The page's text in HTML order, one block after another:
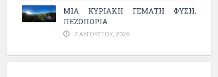
ΜΙΑ ΚΥΡΙΑΚΉ ΓΕΜΆΤΗ ΦΎΣΗ,
ΠΕΖΟΠΟΡΊΑ
7 ΑΥΓΟΎΣΤΟΥ, 2026